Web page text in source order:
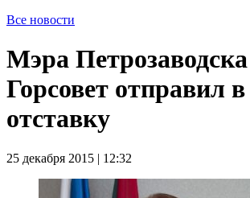
Все новости
Мэра Петрозаводска
Горсовет отправил в
отставку
25 декабря 2015 | 12:32